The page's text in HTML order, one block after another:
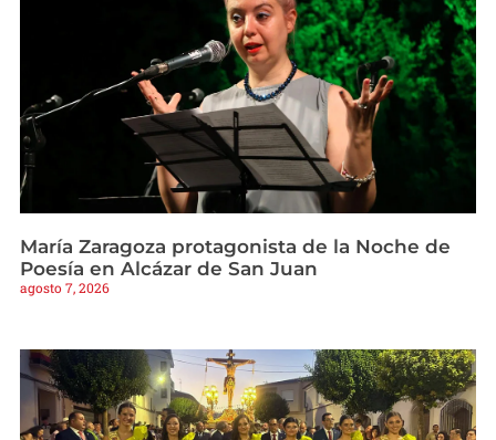
María Zaragoza protagonista de la Noche de
Poesía en Alcázar de San Juan
agosto 7, 2026